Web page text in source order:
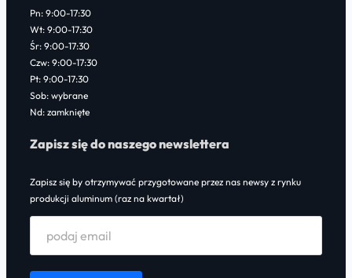
Pn: 9:00-17:30
Wt: 9:00-17:30
Śr: 9:00-17:30
Czw: 9:00-17:30
Pt: 9:00-17:30
Sob: wybrane
Nd: zamknięte
Zapisz się do naszego newslettera
Zapisz się by otrzymywać przygotowane przez nas newsy z rynku
produkcji aluminum (raz na kwartał)